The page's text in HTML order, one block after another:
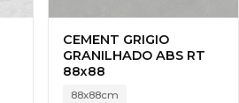
CEMENT GRIGIO
GRANILHADO ABS RT
88x88
88x88cm